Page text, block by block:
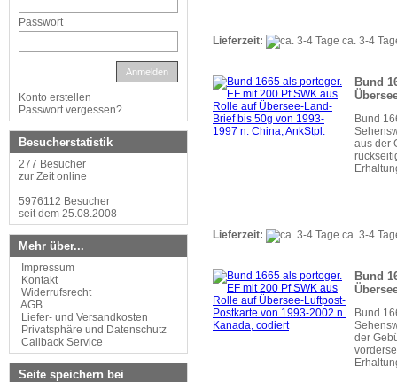
Lieferzeit: ca. 3-4
Bund
Bund
aus der
Lieferzeit: ca. 3-4
Bund
Bund
der
Passwort
Anmelden
Konto erstellen
Passwort vergessen?
Besucherstatistik
277 Besucher
zur Zeit online
5976112 Besucher
seit dem 25.08.2008
Mehr über...
Impressum
Kontakt
Widerrufsrecht
AGB
Liefer- und Versandkosten
Privatsphäre und Datenschutz
Callback Service
Seite speichern bei